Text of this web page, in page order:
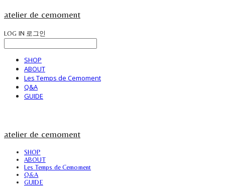
atelier de cemoment
LOG IN 로그인
SHOP
ABOUT
Les Temps de Cemoment
Q&A
GUIDE
atelier de cemoment
SHOP
ABOUT
Les Temps de Cemoment
Q&A
GUIDE